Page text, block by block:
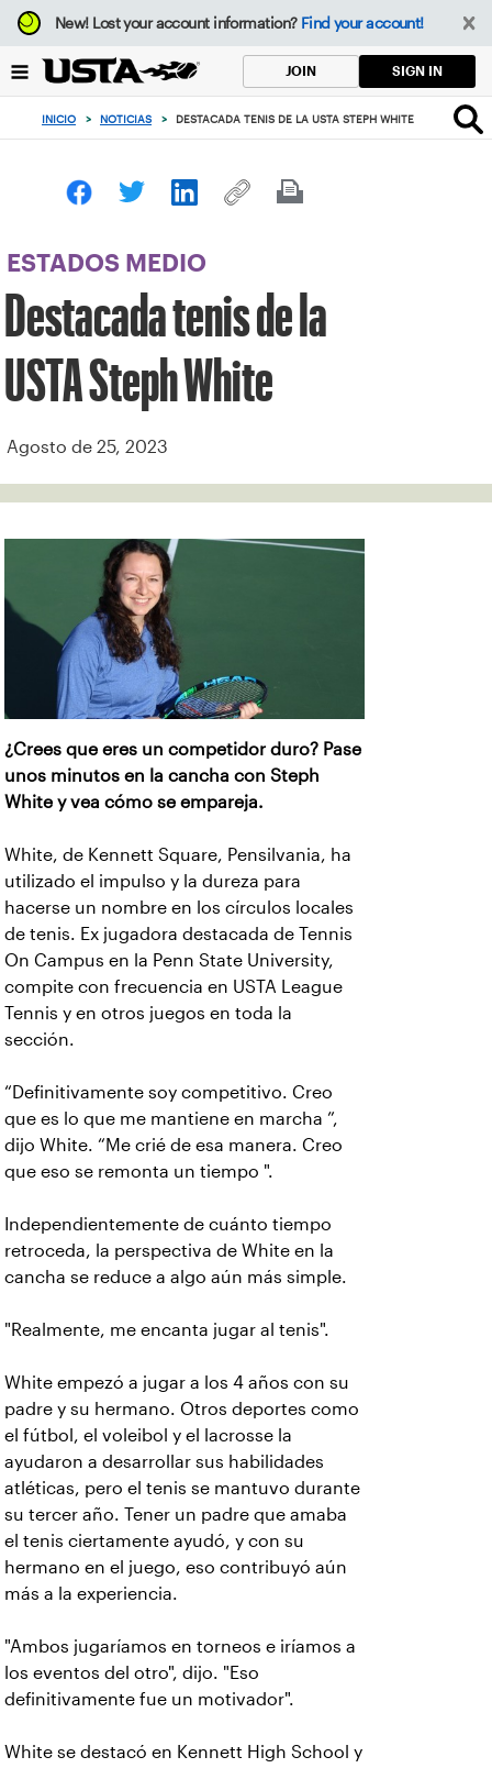
Enfoque
desde
botón
volver
principio
New!Lost your account information? Find your account!
JOIN SIGN IN
INICIO > NOTICIAS > DESTACADA TENIS DE LA USTA STEPH WHITE
ESTADOS MEDIO
Destacada tenis de la
USTA Steph White
Agosto de 25, 2023
¿Crees que eres un competidor duro? Pase
unos minutos en la cancha con Steph
White y vea cómo se empareja.
White, de Kennett Square, Pensilvania, ha
utilizado el impulso y la dureza para
hacerse un nombre en los círculos locales
de tenis. Ex jugadora destacada de Tennis
On Campus en la Penn State University,
compite con frecuencia en USTA League
Tennis y en otros juegos en toda la
sección.
“Definitivamente soy competitivo. Creo
que es lo que me mantiene en marcha ”,
dijo White. “Me crié de esa manera. Creo
que eso se remonta un tiempo ".
Independientemente de cuánto tiempo
retroceda, la perspectiva de White en la
cancha se reduce a algo aún más simple.
"Realmente, me encanta jugar al tenis".
White empezó a jugar a los 4 años con su
padre y su hermano. Otros deportes como
el fútbol, el voleibol y el lacrosse la
ayudaron a desarrollar sus habilidades
atléticas, pero el tenis se mantuvo durante
su tercer año. Tener un padre que amaba
el tenis ciertamente ayudó, y con su
hermano en el juego, eso contribuyó aún
más a la experiencia.
"Ambos jugaríamos en torneos e iríamos a
los eventos del otro", dijo. "Eso
definitivamente fue un motivador".
White se destacó en Kennett High School y